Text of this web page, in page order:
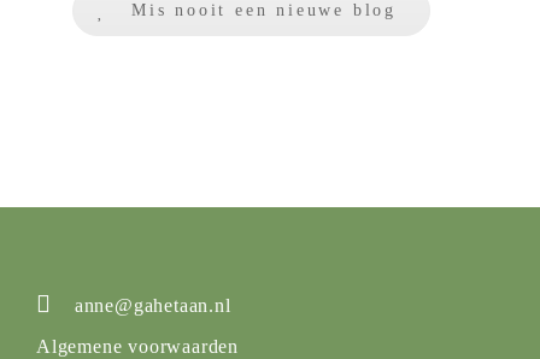
Mis nooit een nieuwe blog
anne@gahetaan.nl
Algemene voorwaarden